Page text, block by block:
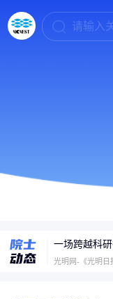
请输入
光明网-《光明日